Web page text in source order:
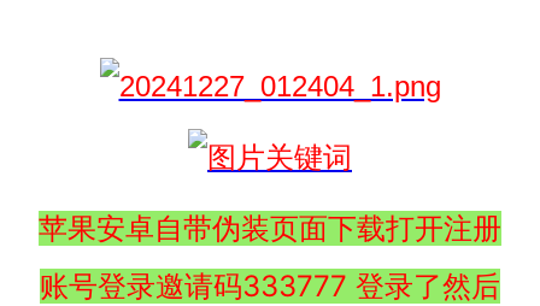
苹果安卓自带伪装页面下载打开注册
账号登录邀请码333777 登录了然后